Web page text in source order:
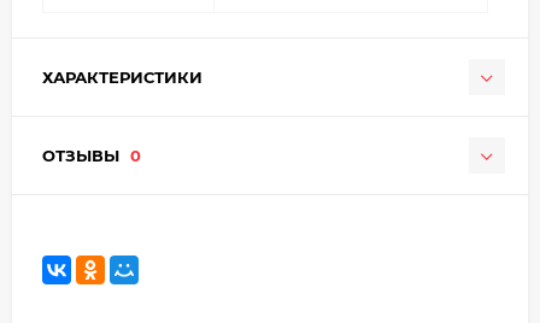
ХАРАКТЕРИСТИКИ
ОТЗЫВЫ 0